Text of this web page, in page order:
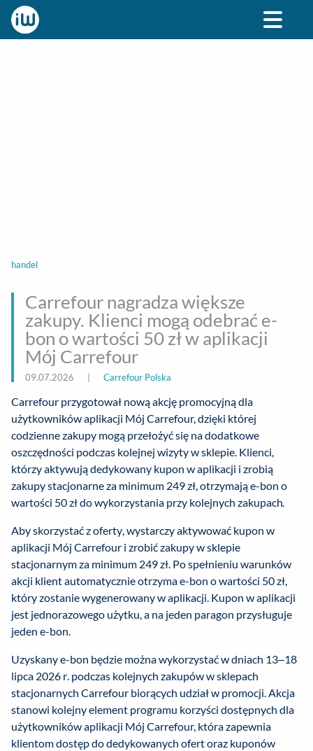
handel
Carrefour nagradza większe
zakupy. Klienci mogą odebrać e-
bon o wartości 50 zł w aplikacji
Mój Carrefour
09.07.2026 Carrefour Polska
Carrefour przygotował nową akcję promocyjną dla
użytkowników aplikacji Mój Carrefour, dzięki której
codzienne zakupy mogą przełożyć się na dodatkowe
oszczędności podczas kolejnej wizyty w sklepie. Klienci,
którzy aktywują dedykowany kupon w aplikacji i zrobią
zakupy stacjonarne za minimum 249 zł, otrzymają e-bon o
wartości 50 zł do wykorzystania przy kolejnych zakupach.
Aby skorzystać z oferty, wystarczy aktywować kupon w
aplikacji Mój Carrefour i zrobić zakupy w sklepie
stacjonarnym za minimum 249 zł. Po spełnieniu warunków
akcji klient automatycznie otrzyma e-bon o wartości 50 zł,
który zostanie wygenerowany w aplikacji. Kupon w aplikacji
jest jednorazowego użytku, a na jeden paragon przysługuje
jeden e-bon.
Uzyskany e-bon będzie można wykorzystać w dniach 13–18
lipca 2026 r. podczas kolejnych zakupów w sklepach
stacjonarnych Carrefour biorących udział w promocji. Akcja
stanowi kolejny element programu korzyści dostępnych dla
użytkowników aplikacji Mój Carrefour, która zapewnia
klientom dostęp do dedykowanych ofert oraz kuponów